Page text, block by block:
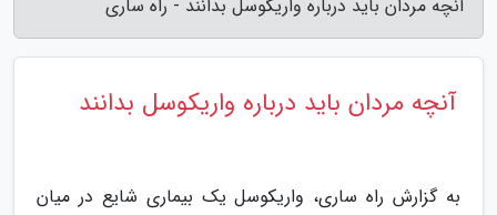
آنچه مردان باید درباره واریکوسل بدانند - راه ساری
آنچه مردان باید درباره واریکوسل بدانند
به گزارش راه ساری، واریکوسل یک بیماری شایع در میان